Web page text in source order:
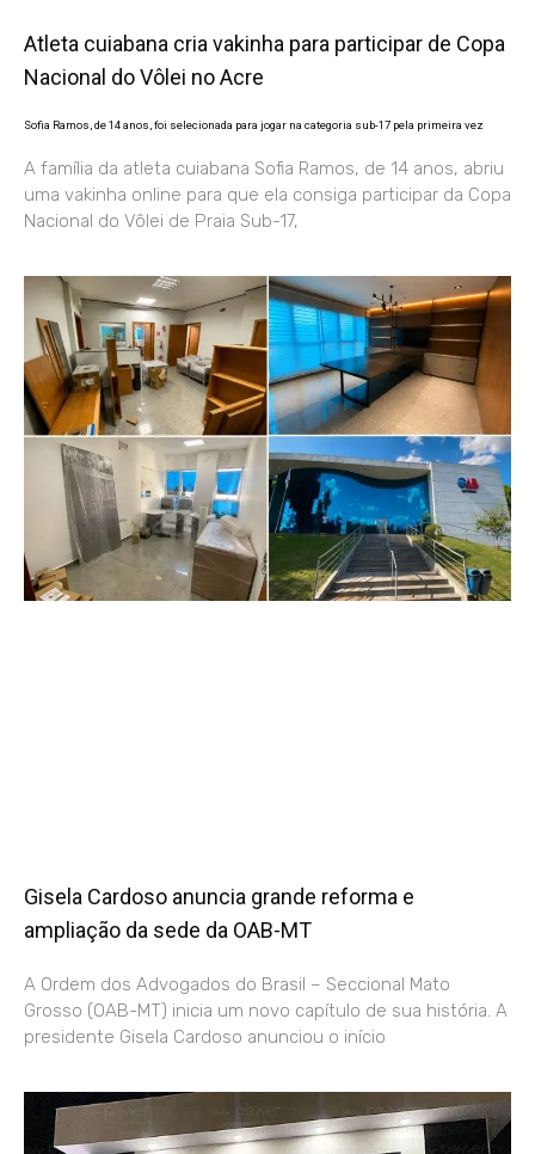
Atleta cuiabana cria vakinha para participar de Copa
Nacional do Vôlei no Acre
Sofia Ramos, de 14 anos, foi selecionada para jogar na categoria sub-17 pela primeira vez
A família da atleta cuiabana Sofia Ramos, de 14 anos, abriu
uma vakinha online para que ela consiga participar da Copa
Nacional do Vôlei de Praia Sub-17,
Gisela Cardoso anuncia grande reforma e
ampliação da sede da OAB-MT
A Ordem dos Advogados do Brasil – Seccional Mato
Grosso (OAB-MT) inicia um novo capítulo de sua história. A
presidente Gisela Cardoso anunciou o início